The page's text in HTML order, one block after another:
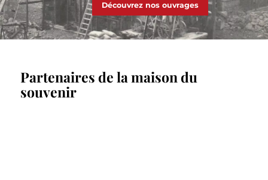
Découvrez nos ouvrages
Partenaires de la maison du
souvenir